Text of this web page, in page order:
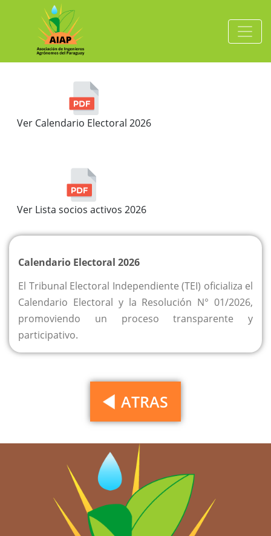
Ver Calendario Electoral 2026
Ver Lista socios activos 2026
Calendario Electoral 2026
El Tribunal Electoral Independiente (TEI) oficializa el
Calendario Electoral y la Resolución N° 01/2026,
promoviendo un proceso transparente y
participativo.
ATRAS